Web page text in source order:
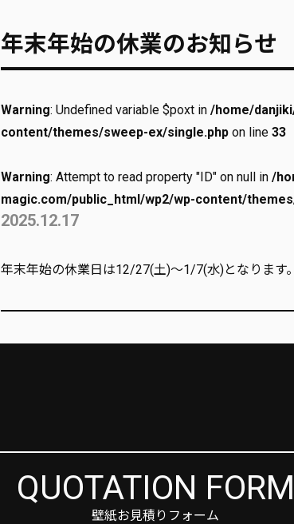
年末年始の休業のお知らせ
Warning: Undefined variable $poxt in /home/
content/themes/sweep-ex/single.php on line 33
Warning: Attempt to read property "ID" on null in /
magic.com/public_html/wp2/wp-content/
2025.12.17
年末年始の休業日は12/27(土)〜1/7(水)となります。
QUOTATION FORM
壁紙お見積りフォーム